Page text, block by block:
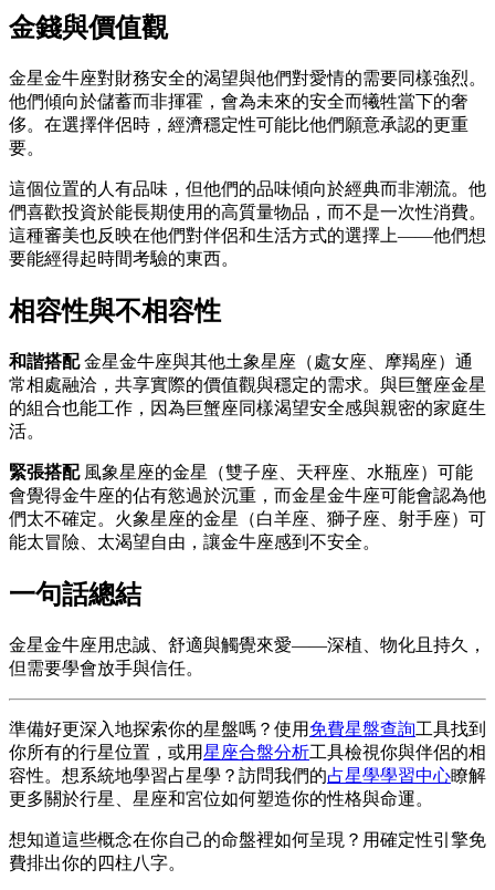
金錢與價值觀
金星金牛座對財務安全的渴望與他們對愛情的需要同樣強烈。
他們傾向於儲蓄而非揮霍，會為未來的安全而犧牲當下的奢
侈。在選擇伴侶時，經濟穩定性可能比他們願意承認的更重
要。
這個位置的人有品味，但他們的品味傾向於經典而非潮流。他
們喜歡投資於能長期使用的高質量物品，而不是一次性消費。
這種審美也反映在他們對伴侶和生活方式的選擇上——他們想
要能經得起時間考驗的東西。
相容性與不相容性
和諧搭配金星金牛座與其他土象星座（處女座、摩羯座）通
常相處融洽，共享實際的價值觀與穩定的需求。與巨蟹座金星
的組合也能工作，因為巨蟹座同樣渴望安全感與親密的家庭生
活。
緊張搭配風象星座的金星（雙子座、天秤座、水瓶座）可能
會覺得金牛座的佔有慾過於沉重，而金星金牛座可能會認為他
們太不確定。火象星座的金星（白羊座、獅子座、射手座）可
能太冒險、太渴望自由，讓金牛座感到不安全。
一句話總結
金星金牛座用忠誠、舒適與觸覺來愛——深植、物化且持久，
但需要學會放手與信任。
準備好更深入地探索你的星盤嗎？使用 免費星盤查詢工具找到
你所有的行星位置，或用星座合盤分析工具檢視你與伴侶的相
容性。想系統地學習占星學？訪問我們的占星學學習中心瞭解
更多關於行星、星座和宮位如何塑造你的性格與命運。
想知道這些概念在你自己的命盤裡如何呈現？用確定性引擎免
費排出你的四柱八字。